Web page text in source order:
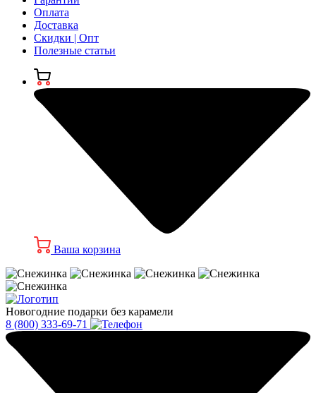
Оплата
Доставка
Скидки | Опт
Полезные статьи
Ваша корзина
Новогодние подарки без карамели
8 (800) 333-69-71